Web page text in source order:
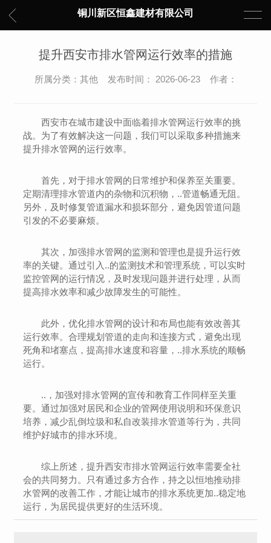
铜川新区恒鑫建材有限公司
提升西安市排水管网运行效率的措施
所属分类：其他 发布时间： 2026-06-23 作者：
西安市在城市建设中面临着排水管网运行效率的挑
战。为了有效解决这一问题，我们可以采取多种措施来
提升排水管网的运行效率。
首先，对于排水管网的日常维护和保养至关重要。
定期清理排水管道内的杂物和沉积物，..管道畅通无阻。
另外，及时修复管道漏水和损坏部分，避免因管道问题
引发的不必要麻烦。
其次，加强排水管网的监测和管理也是提升运行效
率的关键。通过引入..的监测技术和管理系统，可以实时
监控管网的运行情况，及时发现问题并进行处理，从而
提高排水效率和减少故障发生的可能性。
此外，优化排水管网的设计和布局也能有效改善其
运行效率。合理规划管道的走向和连接方式，避免出现
死角和堵塞点，提高排水速度和容量，..排水系统的顺畅
运行。
..，加强对排水管网的宣传和教育工作同样至关重
要。通过加强对居民和企业的管网使用说明和环保意识
培养，减少乱倒垃圾和私自改装排水管道等行为，共同
维护好城市的排水环境。
综上所述，提升西安市排水管网运行效率需要全社
会的共同努力。只有通过多方合作，持之以恒地推动排
水管网的改善工作，才能让城市的排水系统更加..稳定地
运行，为居民提供更好的生活环境。